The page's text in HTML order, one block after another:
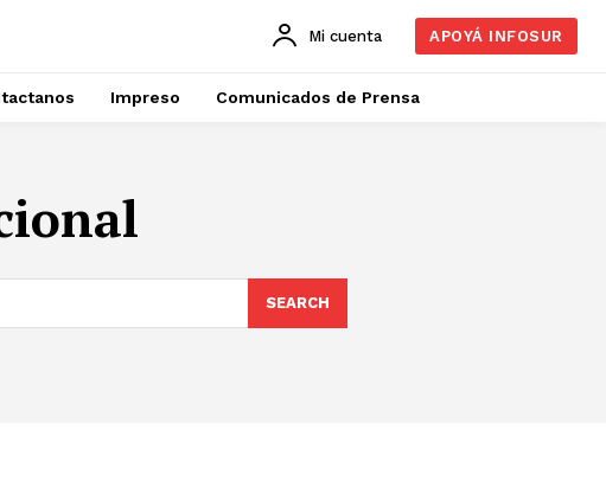
Mi cuenta APOYÁ INFOSUR
Impreso Comunicados de Prensa
SEARCH